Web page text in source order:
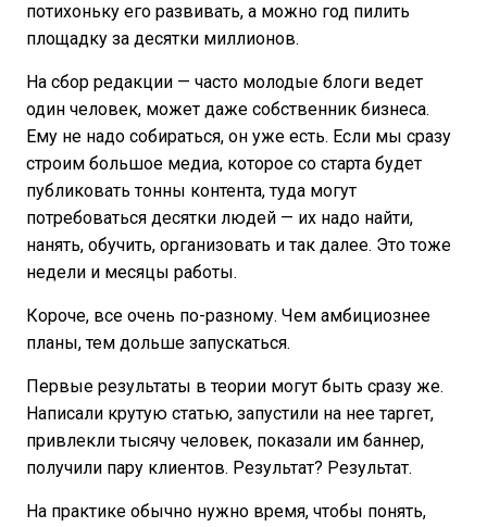
потихоньку его развивать, а можно год пилить
площадку за десятки миллионов.
На сбор редакции — часто молодые блоги ведет
один человек, может даже собственник бизнеса.
Ему не надо собираться, он уже есть. Если мы сразу
строим большое медиа, которое со старта будет
публиковать тонны контента, туда могут
потребоваться десятки людей — их надо найти,
нанять, обучить, организовать и так далее. Это тоже
недели и месяцы работы.
Короче, все очень по-разному. Чем амбициознее
планы, тем дольше запускаться.
Первые результаты в теории могут быть сразу же.
Написали крутую статью, запустили на нее таргет,
привлекли тысячу человек, показали им баннер,
получили пару клиентов. Результат? Результат.
На практике обычно нужно время, чтобы понять,